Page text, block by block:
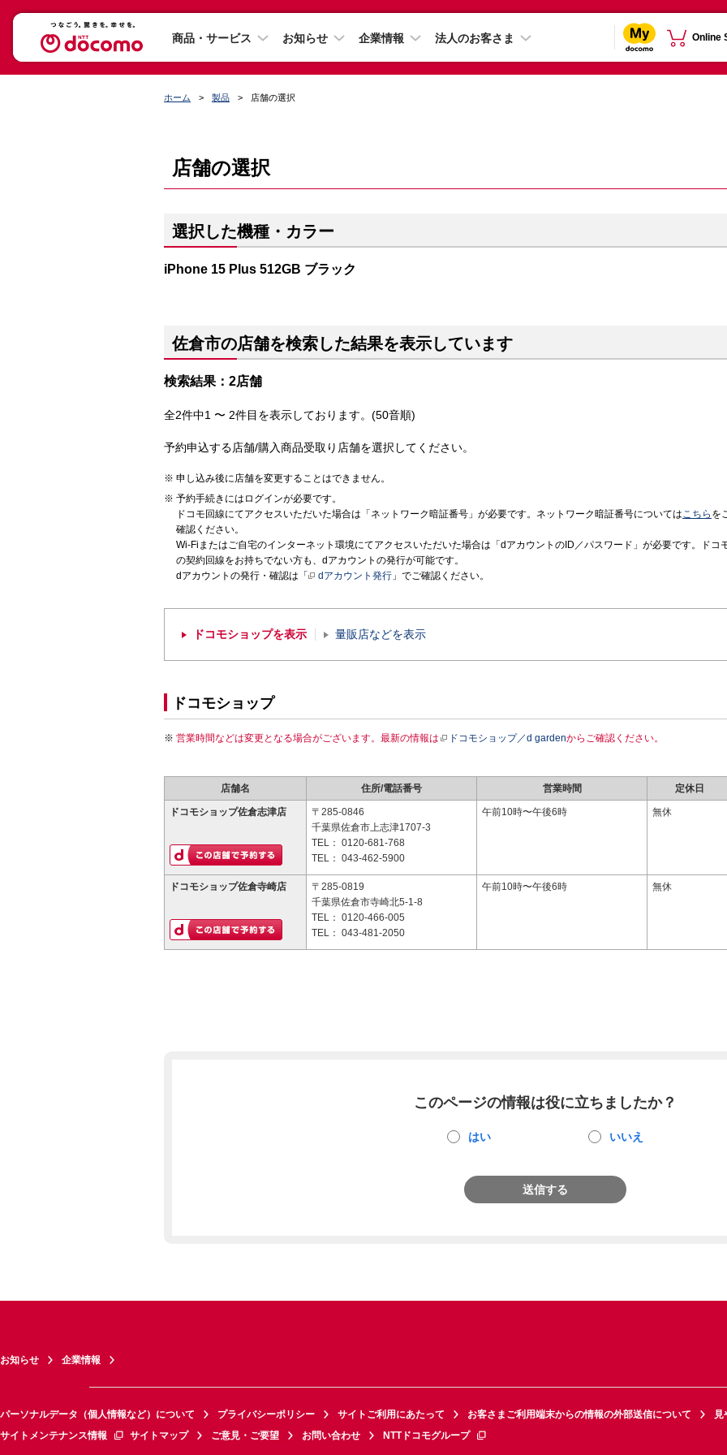
商品・サービス お知らせ 企業情報 法人のお客さま Online
ホーム 製品 店舗の選択
店舗の選択
選択した機種・カラー
iPhone 15 Plus 512GB ブラック
佐倉市の店舗を検索した結果を表示しています
検索結果：2店舗
全2件中1 〜 2件目を表示しております。(50音順)
予約申込する店舗/購入商品受取り店舗を選択してください。
申し込み後に店舗を変更することはできません。
予約手続きにはログインが必要です。
ドコモ回線にてアクセスいただいた場合は「ネットワーク暗証番号」が必要です。ネットワーク暗証番号についてはこちら を
確認ください。
Wi-Fiまたはご自宅のインターネット環境にてアクセスいただいた場合は「dアカウントのID／パスワード」が必要です。ドコ
の契約回線をお持ちでない方も、dアカウントの発行が可能です。
dアカウントの発行・確認は「
dアカウント発行 」でご確認ください。
ドコモショップを表示 量販店などを表示
ドコモショップ
営業時間などは変更となる場合がございます。最新の情報は ドコモショップ／d gardenからご確認ください。
店舗名 住所/電話番号 営業時間 定休日
ドコモショップ佐倉志津店
〒285-0846
千葉県佐倉市上志津1707-3
TEL： 0120-681-768
TEL： 043-462-5900
午前10時〜午後6時 無休
ドコモショップ佐倉寺崎店
〒285-0819
千葉県佐倉市寺崎北5-1-8
TEL： 0120-466-005
TEL： 043-481-2050
午前10時〜午後6時 無休
このページの情報は役に立ちましたか？
はい いいえ
送信する
お知らせ 企業情報
パーソナルデータ（個人情報など）について プライバシーポリシー サイトご利用にあたって お客さまご利用端末からの情報の外部送信について
見
サイトメンテナンス情報
サイトマップ ご意見・ご要望 お問い合わせ NTTドコモグループ